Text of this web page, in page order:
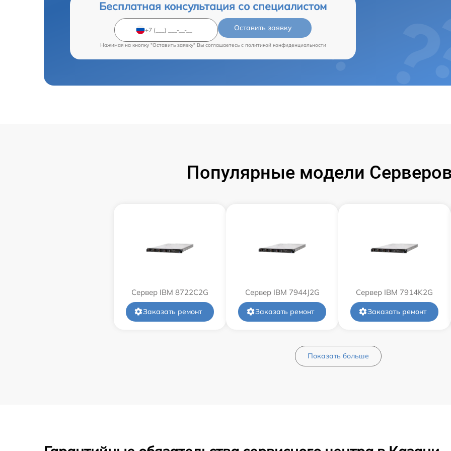
Бесплатная консультация со специалистом
Оставить заявку
Нажимая на кнопку "Оставить заявку" Вы соглашаетесь c политикой конфиденциальности
Популярные модели
Сервер IBM 8722C2G
Заказать ремонт
Сервер IBM 7944J2G
Заказать ремонт
Сервер IBM 7914K2G
Заказать ремонт
Показать больше